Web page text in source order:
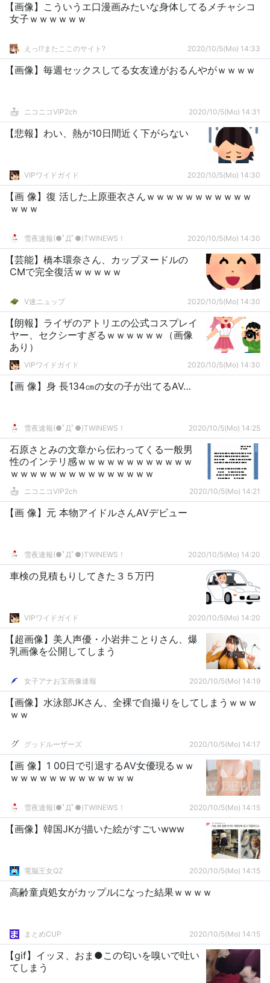
【画像】こういうエ口漫画みたいな身体してるメチャシコ
女子ｗｗｗｗｗｗ
えっ!?またここのサイト? 2020/10/5(Mo) 14:33
【画像】毎週セックスしてる女友達がおるんやがｗｗｗｗ
ニコニコVIP2ch 2020/10/5(Mo) 14:31
【悲報】わい、熱が10日間近く下がらない
VIPワイドガイド 2020/10/5(Mo) 14:30
【画 像】復 活した上原亜衣さんｗｗｗｗｗｗｗｗｗｗｗ
ｗｗｗ
雪夜速報(●ﾟДﾟ●)TWINEWS！ 2020/10/5(Mo) 14:30
【芸能】橋本環奈さん、カップヌードルの
CMで完全復活ｗｗｗｗｗ
V速ニュップ 2020/10/5(Mo) 14:30
【朗報】ライザのアトリエの公式コスプレイ
ヤー、セクシーすぎるｗｗｗｗｗｗ（画像
あり）
VIPワイドガイド 2020/10/5(Mo) 14:30
【画 像】身 長134㎝の女の子が出てるAV…
雪夜速報(●ﾟДﾟ●)TWINEWS！ 2020/10/5(Mo) 14:25
石原さとみの文章から伝わってくる一般男
性のインテリ感ｗｗｗｗｗｗｗｗｗｗｗｗ
ｗｗｗｗｗｗｗｗｗｗｗｗｗｗｗ
ニコニコVIP2ch 2020/10/5(Mo) 14:21
【画 像】元 本物アイドルさんAVデビュー
雪夜速報(●ﾟДﾟ●)TWINEWS！ 2020/10/5(Mo) 14:20
車検の見積もりしてきた３５万円
VIPワイドガイド 2020/10/5(Mo) 14:20
【超画像】美人声優・小岩井ことりさん、爆
乳画像を公開してしまう
女子アナお宝画像速報 2020/10/5(Mo) 14:19
【画像】水泳部JKさん、全裸で自撮りをしてしまうｗｗｗ
ｗｗ
グッドルーザーズ 2020/10/5(Mo) 14:17
【画 像】1 00日で引退するAV女優現るｗｗ
ｗｗｗｗｗｗｗｗｗｗｗｗｗ
雪夜速報(●ﾟДﾟ●)TWINEWS！ 2020/10/5(Mo) 14:15
【画像】韓国JKが描いた絵がすごいwww
電脳王女QZ 2020/10/5(Mo) 14:15
高齢童貞処女がカップルになった結果ｗｗｗｗ
まとめCUP 2020/10/5(Mo) 14:15
【gif】イッヌ、おま●この匂いを嗅いで吐い
てしまう